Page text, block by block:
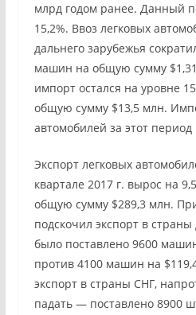
млрд годом ранее. Данный
15,2%. Ввоз легковых
дальнего зарубежья
машин на общую сумму
импорт остался на уровне
общую сумму $13,5 млн.
автомобилей за этот
Экспорт легковых
квартале 2017 г. вырос на
общую сумму $289,3 млн.
подскочил экспорт в
было поставлено 9600
против 4100 машин на
экспорт в страны СНГ,
падать — поставлено 8900